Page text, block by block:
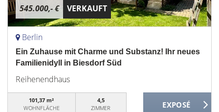
545.000,- € VERKAUFT
Berlin
Ein Zuhause mit Charme und Substanz! Ihr neues
Familienidyll in Biesdorf Süd
Reihenendhaus
101,37 m²
WOHNFLÄCHE
4,5
ZIMMER